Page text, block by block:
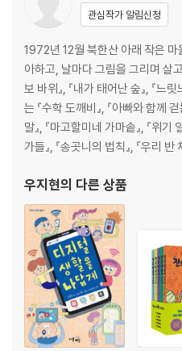
관심작가 알림신청
1972년 12월 북한산 아래 작은
아하고, 날마다 그림을 그리며 살고
보 바위』, 『내가 태어난 숲』, 『느
는 『수학 도깨비』, 『아빠와 함께
말』, 『마고할미네 가마솥』, 『위
가들』, 『송곳니의 법칙』, 『우리
우지현의 다른 상품